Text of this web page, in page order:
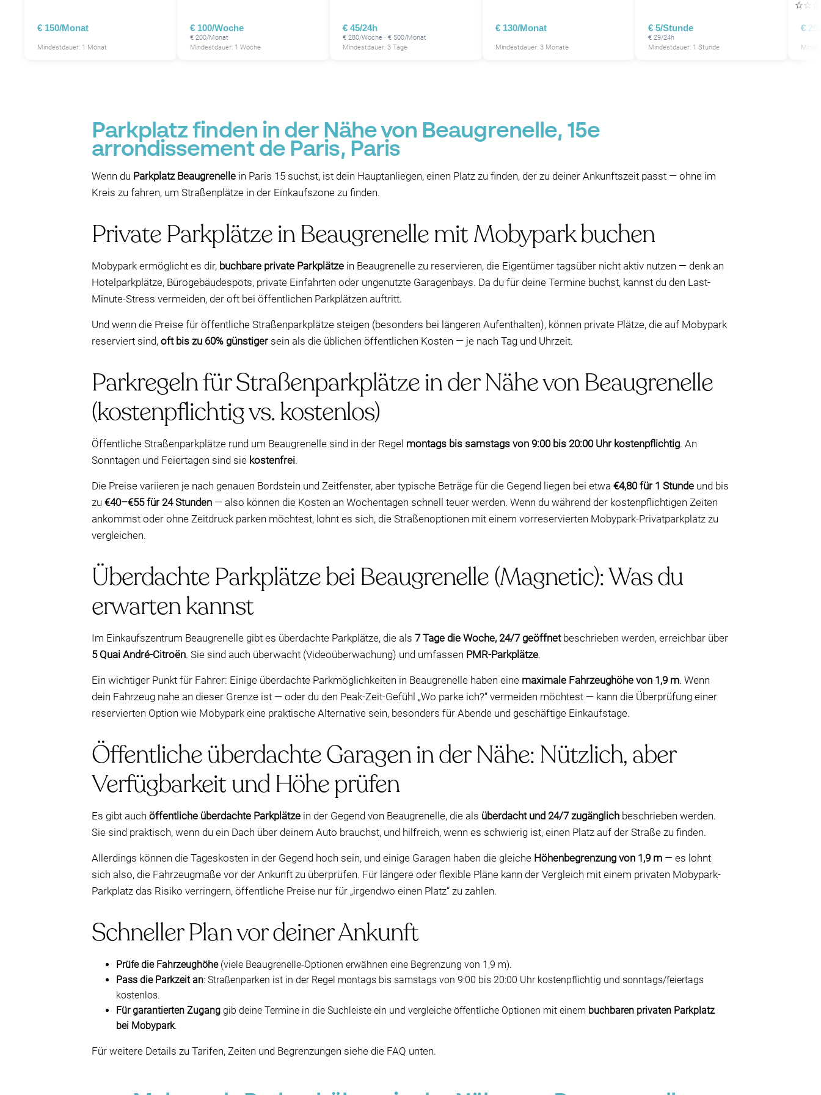
€ 150/Monat
Mindestdauer: 1 Monat
€ 100/Woche
€ 200/Monat
Mindestdauer: 1 Woche
€ 45/24h
€ 280/Woche · € 500/Monat
Mindestdauer: 3 Tage
€ 130/Monat
Mindestdauer: 3 Monate
€ 5/Stunde
€ 29/24h
Mindestdauer: 1 Stunde
☆☆
€
Parkplatz finden in der Nähe von Beaugrenelle, 15e
arrondissement de Paris, Paris
Wenn du Parkplatz Beaugrenelle in Paris 15 suchst, ist dein Hauptanliegen, einen Platz zu finden, der zu deiner Ankunftszeit passt — ohne im
Kreis zu fahren, um Straßenplätze in der Einkaufszone zu finden.
Private Parkplätze in Beaugrenelle mit Mobypark buchen
Mobypark ermöglicht es dir, buchbare private Parkplätze in Beaugrenelle zu reservieren, die Eigentümer tagsüber nicht aktiv nutzen — denk an
Hotelparkplätze, Bürogebäudespots, private Einfahrten oder ungenutzte Garagenbays. Da du für deine Termine buchst, kannst du den Last-
Minute-Stress vermeiden, der oft bei öffentlichen Parkplätzen auftritt.
Und wenn die Preise für öffentliche Straßenparkplätze steigen (besonders bei längeren Aufenthalten), können private Plätze, die auf Mobypark
reserviert sind, oft bis zu 60% günstigersein als die üblichen öffentlichen Kosten — je nach Tag und Uhrzeit.
Parkregeln für Straßenparkplätze in der Nähe von Beaugrenelle
(kostenpflichtig vs. kostenlos)
Öffentliche Straßenparkplätze rund um Beaugrenelle sind in der Regel montags bis samstags von 9:00 bis 20:00 Uhr kostenpflichtig. An
Sonntagen und Feiertagen sind sie kostenfrei.
Die Preise variieren je nach genauen Bordstein und Zeitfenster, aber typische Beträge für die Gegend liegen bei etwa €4,80 für 1 Stunde und bis
zu €40–€55 für 24 Stunden — also können die Kosten an Wochentagen schnell teuer werden. Wenn du während der kostenpflichtigen Zeiten
ankommst oder ohne Zeitdruck parken möchtest, lohnt es sich, die Straßenoptionen mit einem vorreservierten Mobypark-Privatparkplatz zu
vergleichen.
Überdachte Parkplätze bei Beaugrenelle (Magnetic): Was du
erwarten kannst
Im Einkaufszentrum Beaugrenelle gibt es überdachte Parkplätze, die als 7 Tage die Woche, 24/7 geöffnetbeschrieben werden, erreichbar über
5 Quai André-Citroën. Sie sind auch überwacht (Videoüberwachung) und umfassen PMR-Parkplätze.
Ein wichtiger Punkt für Fahrer: Einige überdachte Parkmöglichkeiten in Beaugrenelle haben eine maximale Fahrzeughöhe von 1,9 m. Wenn
dein Fahrzeug nahe an dieser Grenze ist — oder du den Peak-Zeit-Gefühl „Wo parke ich?“ vermeiden möchtest — kann die Überprüfung einer
reservierten Option wie Mobypark eine praktische Alternative sein, besonders für Abende und geschäftige Einkaufstage.
Öffentliche überdachte Garagen in der Nähe: Nützlich, aber
Verfügbarkeit und Höhe prüfen
Es gibt auch öffentliche überdachte Parkplätze in der Gegend von Beaugrenelle, die als überdacht und 24/7 zugänglich beschrieben werden.
Sie sind praktisch, wenn du ein Dach über deinem Auto brauchst, und hilfreich, wenn es schwierig ist, einen Platz auf der Straße zu finden.
Allerdings können die Tageskosten in der Gegend hoch sein, und einige Garagen haben die gleiche Höhenbegrenzung von 1,9 m — es lohnt
sich also, die Fahrzeugmaße vor der Ankunft zu überprüfen. Für längere oder flexible Pläne kann der Vergleich mit einem privaten Mobypark-
Parkplatz das Risiko verringern, öffentliche Preise nur für „irgendwo einen Platz“ zu zahlen.
Schneller Plan vor deiner Ankunft
Prüfe die Fahrzeughöhe(viele Beaugrenelle-Optionen erwähnen eine Begrenzung von 1,9 m).
Pass die Parkzeit an: Straßenparken ist in der Regel montags bis samstags von 9:00 bis 20:00 Uhr kostenpflichtig und sonntags/feiertags
kostenlos.
Für garantierten Zugang gib deine Termine in die Suchleiste ein und vergleiche öffentliche Optionen mit einem buchbaren privaten Parkplatz
bei Mobypark.
Für weitere Details zu Tarifen, Zeiten und Begrenzungen siehe die FAQ unten.